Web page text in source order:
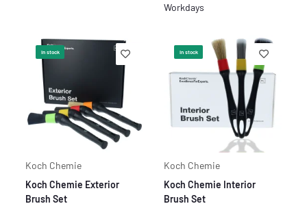
Workdays
In stock
Koch Chemie
Koch Chemie Exterior
Brush Set
In stock
Koch Chemie
Koch Chemie Interior
Brush Set